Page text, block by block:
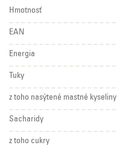
Hmotnosť
EAN
Energia
Tuky
z toho nasýtené mastné kyseliny
Sacharidy
z toho cukry